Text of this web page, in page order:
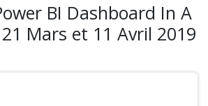
BI Dashboard In A
Mars et 11 Avril 2019